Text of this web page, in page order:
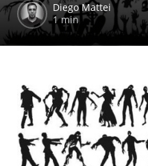
Diego Mattei
1 min